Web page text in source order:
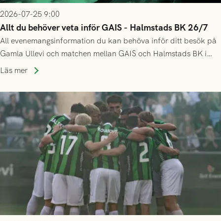
2026-07-25 9:00
Allt du behöver veta inför GAIS - Halmstads BK 26/7
All evenemangsinformation du kan behöva inför ditt besök på
Gamla Ullevi och matchen mellan GAIS och Halmstads BK i
Allsvenskan! Avspark kl 16.30 på söndag 26/7.
Läs mer